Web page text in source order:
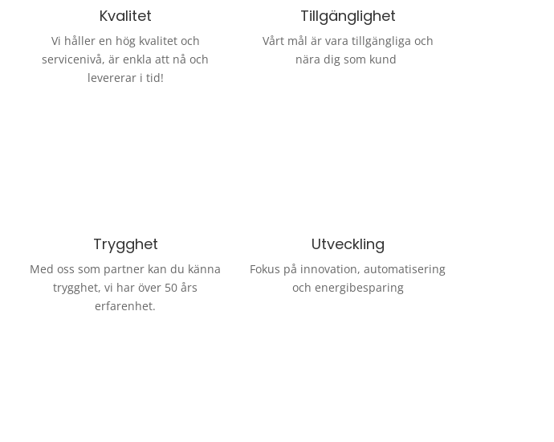
Kvalitet
Vi håller en hög kvalitet och
servicenivå, är enkla att nå och
levererar i tid!
Tillgänglighet
Vårt mål är vara tillgängliga och
nära dig som kund
Trygghet
Med oss som partner kan du känna
trygghet, vi har över 50 års
erfarenhet.
Utveckling
Fokus på innovation, automatisering
och energibesparing